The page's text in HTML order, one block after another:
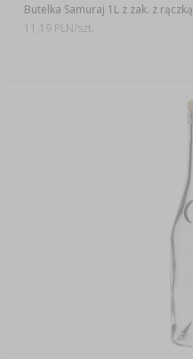
Butelka Samuraj 1L z zak. z rączką
11,19 PLN/szt.